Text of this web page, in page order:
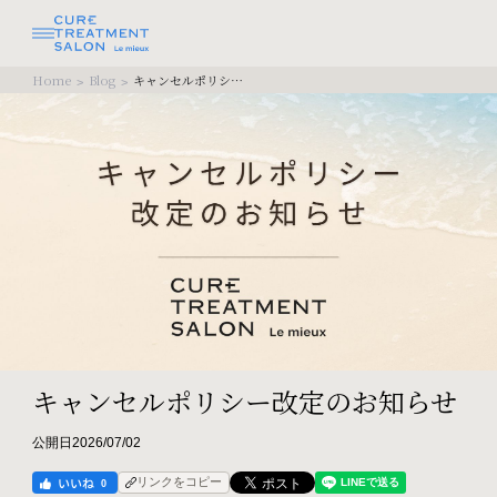
Home > Blog > キャンセルポリシー改定のお知らせ
キャンセルポリシー改定のお知らせ
公開日2026/07/02
0 リンクをコピー